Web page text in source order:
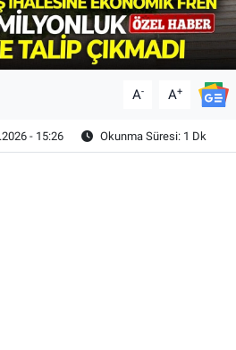
A- A+
- 15:26 Okunma Süresi: 1 Dk